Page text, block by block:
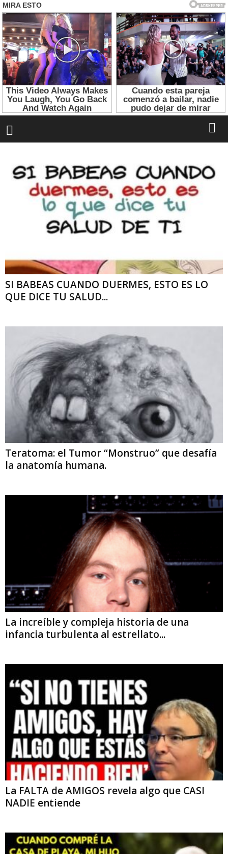
SI BABEAS CUANDO DUERMES, ESTO ES LO
QUE DICE TU SALUD...
Teratoma: el Tumor “Monstruo” que desafía
la anatomía humana.
La increíble y compleja historia de una
infancia turbulenta al estrellato...
La FALTA de AMIGOS revela algo que CASI
NADIE entiende